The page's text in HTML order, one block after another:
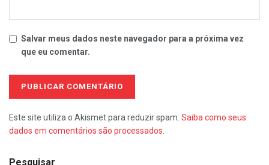
Salvar meus dados neste navegador para a próxima vez
que eu comentar.
Este site utiliza o Akismet para reduzir spam. Saiba como seus
dados em comentários são processados
Pesquisar